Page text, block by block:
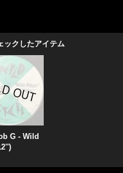
ックしたアイテム
G - Wild